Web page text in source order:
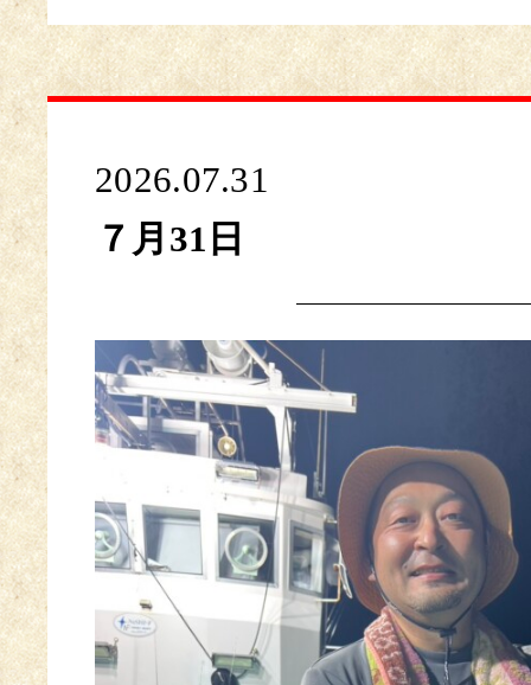
2026.07.31
７月31日